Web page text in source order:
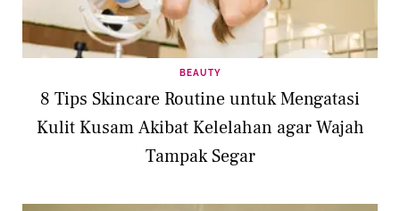
BEAUTY
8 Tips Skincare Routine untuk Mengatasi
Kulit Kusam Akibat Kelelahan agar Wajah
Tampak Segar